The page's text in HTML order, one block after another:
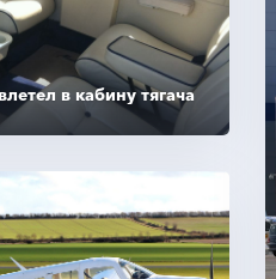
в кабину тягача